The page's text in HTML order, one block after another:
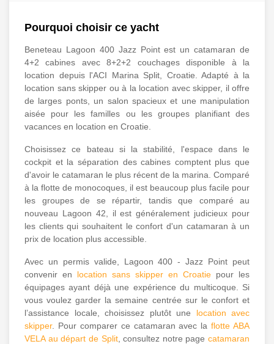
Pourquoi choisir ce yacht
Beneteau Lagoon 400 Jazz Point est un catamaran de
4+2 cabines avec 8+2+2 couchages disponible à la
location depuis l'ACI Marina Split, Croatie. Adapté à la
location sans skipper ou à la location avec skipper, il offre
de larges ponts, un salon spacieux et une manipulation
aisée pour les familles ou les groupes planifiant des
vacances en location en Croatie.
Choisissez ce bateau si la stabilité, l'espace dans le
cockpit et la séparation des cabines comptent plus que
d'avoir le catamaran le plus récent de la marina. Comparé
à la flotte de monocoques, il est beaucoup plus facile pour
les groupes de se répartir, tandis que comparé au
nouveau Lagoon 42, il est généralement judicieux pour
les clients qui souhaitent le confort d'un catamaran à un
prix de location plus accessible.
Avec un permis valide, Lagoon 400 - Jazz Point peut
convenir en location sans skipper en Croatie pour les
équipages ayant déjà une expérience du multicoque. Si
vous voulez garder la semaine centrée sur le confort et
l’assistance locale, choisissez plutôt une location avec
skipper. Pour comparer ce catamaran avec laflotte ABA
VELA au départ de Split, consultez notre page catamaran